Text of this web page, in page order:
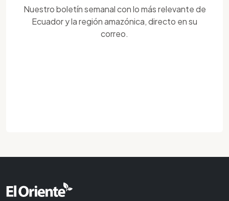
Nuestro boletín semanal con lo más relevante de
Ecuador y la región amazónica, directo en su
correo.